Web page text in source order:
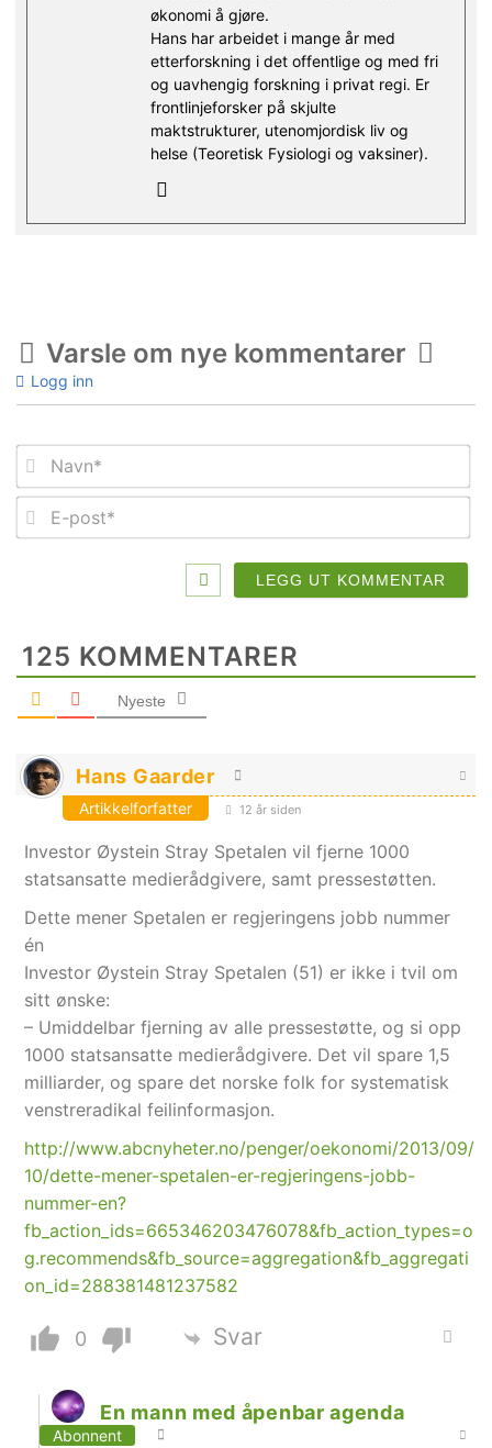
økonomi å gjøre.
Hans har arbeidet i mange år med
etterforskning i det offentlige og med fri
og uavhengig forskning i privat regi. Er
frontlinjeforsker på skjulte
maktstrukturer, utenomjordisk liv og
helse (Teoretisk Fysiologi og vaksiner).
Varsle om nye kommentarer
Logg inn
E-
125 KOMMENTARER
Nyeste
Hans Gaarder
Artikkelforfatter 12 år siden
Investor Øystein Stray Spetalen vil fjerne 1000
statsansatte medierådgivere, samt pressestøtten.
Dette mener Spetalen er regjeringens jobb nummer
én
Investor Øystein Stray Spetalen (51) er ikke i tvil om
sitt ønske:
– Umiddelbar fjerning av alle pressestøtte, og si opp
1000 statsansatte medierådgivere. Det vil spare 1,5
milliarder, og spare det norske folk for systematisk
venstreradikal feilinformasjon.
http://www.abcnyheter.no/penger/oekonomi/2013/09/
10/dette-mener-spetalen-er-regjeringens-jobb-
nummer-en?
fb_action_ids=665346203476078&fb_action_types=o
g.recommends&fb_source=aggregation&fb_aggregati
on_id=288381481237582
0 Svar
En mann med åpenbar agenda
Abonnent